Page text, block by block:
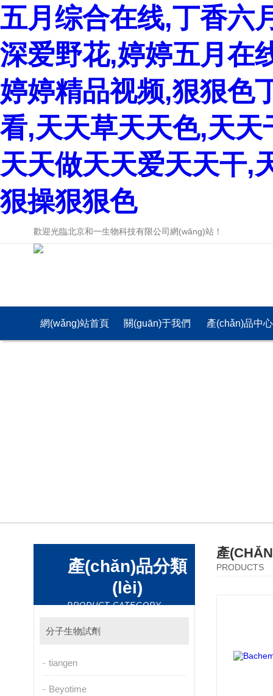
五月综合在线,丁香六
深爱野花,婷婷五月在
婷婷精品视频,狠狠色
看,天天草天天色,天
天天做天天爱天天干,
狠操狠狠色
歡迎光臨北京和一生物科技有限公司網(wǎng)站！
網(wǎng)站首頁 關(guān)于我們 產(chǎn)品中心
產(chǎn)品分類
(lèi)
PRODUCT CATEGORY
分子生物試劑
tiangen
Beyotime
產
PRODUCTS